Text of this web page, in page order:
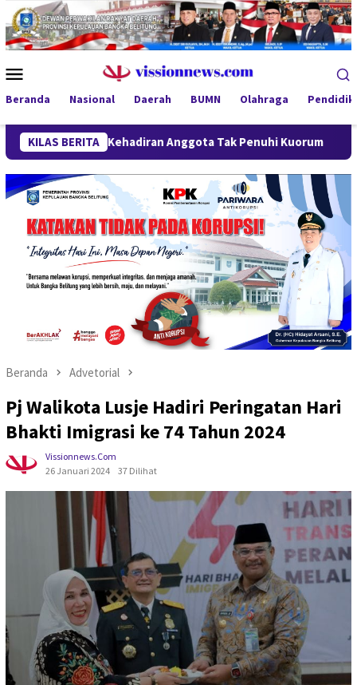
Loncat
ke
konten
Mobile
Beranda Nasional Daerah BUMN Olahraga
KILAS BERITA
Kehadiran Anggota Tak Penuhi Kuorum SiLPA
Beranda Advetorial
Pj Walikota Lusje Hadiri Peringatan Hari
Bhakti Imigrasi ke 74 Tahun 2024
Vissionnews.com
26 Januari 2024
37 Dilihat